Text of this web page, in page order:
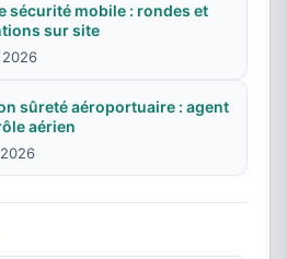
sécurité mobile : rondes et
sur site
sûreté aéroportuaire : agent
aérien